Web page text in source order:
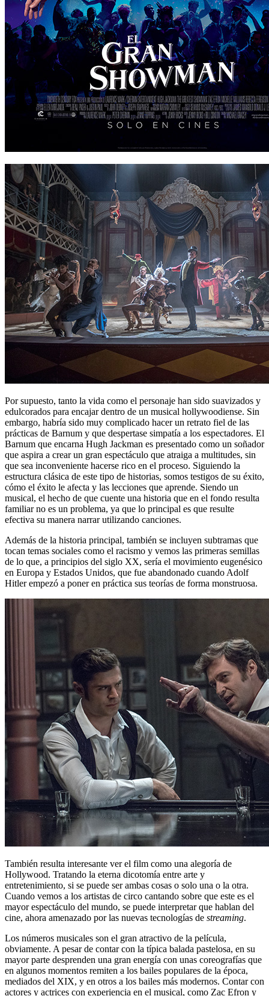
Por supuesto, tanto la vida como el personaje han sido suavizados y
edulcorados para encajar dentro de un musical hollywoodiense. Sin
embargo, habría sido muy complicado hacer un retrato fiel de las
prácticas de Barnum y que despertase simpatía a los espectadores. El
Barnum que encarna Hugh Jackman es presentado como un soñador
que aspira a crear un gran espectáculo que atraiga a multitudes, sin
que sea inconveniente hacerse rico en el proceso. Siguiendo la
estructura clásica de este tipo de historias, somos testigos de su éxito,
cómo el éxito le afecta y las lecciones que aprende. Siendo un
musical, el hecho de que cuente una historia que en el fondo resulta
familiar no es un problema, ya que lo principal es que resulte
efectiva su manera narrar utilizando canciones.
Además de la historia principal, también se incluyen subtramas que
tocan temas sociales como el racismo y vemos las primeras semillas
de lo que, a principios del siglo XX, sería el movimiento eugenésico
en Europa y Estados Unidos, que fue abandonado cuando Adolf
Hitler empezó a poner en práctica sus teorías de forma monstruosa.
También resulta interesante ver el film como una alegoría de
Hollywood. Tratando la eterna dicotomía entre arte y
entretenimiento, si se puede ser ambas cosas o solo una o la otra.
Cuando vemos a los artistas de circo cantando sobre que este es el
mayor espectáculo del mundo, se puede interpretar que hablan del
cine, ahora amenazado por las nuevas tecnologías de streaming.
Los números musicales son el gran atractivo de la película,
obviamente. A pesar de contar con la típica balada pastelosa, en su
mayor parte desprenden una gran energía con unas coreografías que
en algunos momentos remiten a los bailes populares de la época,
mediados del XIX, y en otros a los bailes más modernos. Contar con
actores y actrices con experiencia en el musical, como Zac Efron y